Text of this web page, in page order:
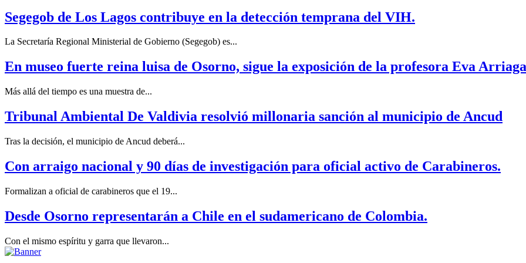
Segegob de Los Lagos contribuye en la detección temprana del VIH.
La Secretaría Regional Ministerial de Gobierno (Segegob) es...
En museo fuerte reina luisa de Osorno, sigue la exposición de la profesora Eva
Más allá del tiempo es una muestra de...
Tribunal Ambiental De Valdivia resolvió millonaria sanción al municipio de Ancud
Tras la decisión, el municipio de Ancud deberá...
Con arraigo nacional y 90 días de investigación para oficial activo de Carabineros.
Formalizan a oficial de carabineros que el 19...
Desde Osorno representarán a Chile en el sudamericano de Colombia.
Con el mismo espíritu y garra que llevaron...